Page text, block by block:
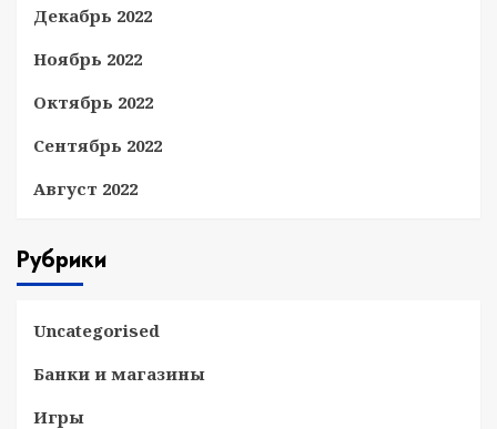
Декабрь 2022
Ноябрь 2022
Октябрь 2022
Сентябрь 2022
Август 2022
Рубрики
Uncategorised
Банки и магазины
Игры